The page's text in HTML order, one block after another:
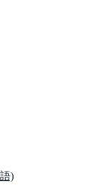
)